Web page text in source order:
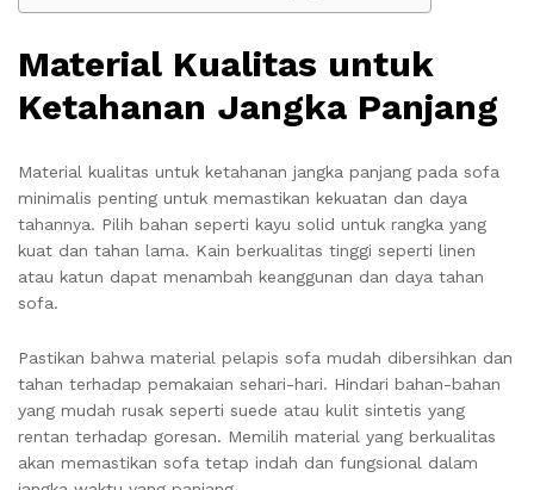
Material Kualitas untuk
Ketahanan Jangka Panjang
Material kualitas untuk ketahanan jangka panjang pada sofa
minimalis penting untuk memastikan kekuatan dan daya
tahannya. Pilih bahan seperti kayu solid untuk rangka yang
kuat dan tahan lama. Kain berkualitas tinggi seperti linen
atau katun dapat menambah keanggunan dan daya tahan
sofa.
Pastikan bahwa material pelapis sofa mudah dibersihkan dan
tahan terhadap pemakaian sehari-hari. Hindari bahan-bahan
yang mudah rusak seperti suede atau kulit sintetis yang
rentan terhadap goresan. Memilih material yang berkualitas
akan memastikan sofa tetap indah dan fungsional dalam